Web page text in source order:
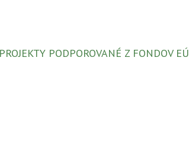
PROJEKTY PODPOROVANÉ Z FONDOV EÚ